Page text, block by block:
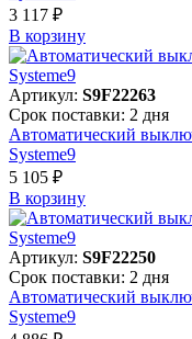
3 117 ₽
В корзинy
Артикул: S9F22263
Срок поставки: 2 дня
Автоматический
Systeme9
5 105 ₽
В корзинy
Артикул: S9F22250
Срок поставки: 2 дня
Автоматический
Systeme9